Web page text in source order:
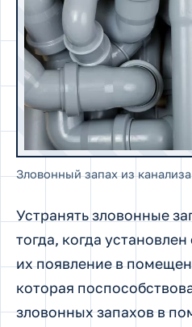
Зловонный запах из
Устранять зловонные
тогда, когда
их появление в
которая
зловонных запахов в